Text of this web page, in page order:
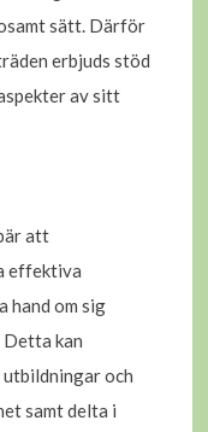
sätt. Därför
erbjuds stöd
av sitt
att
effektiva
om sig
kan
och
samt delta i